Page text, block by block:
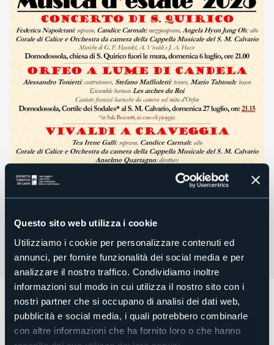
Questo sito web utilizza i cookie
Utilizziamo i cookie per personalizzare contenuti ed
annunci, per fornire funzionalità dei social media e per
analizzare il nostro traffico. Condividiamo inoltre
informazioni sul modo in cui utilizza il nostro sito con i
nostri partner che si occupano di analisi dei dati web,
pubblicità e social media, i quali potrebbero combinarle
con altre informazioni che ha fornito loro o che hanno
Nell’ambito della stagione concertistica 2025 della
Cappella Musicale del S. Monte Calvario, si terrà la rassegna
“Musica d’estate 2025”, che prevede cinque concerti in
programma.